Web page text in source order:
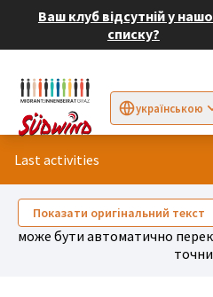
Ваш клуб відсутній у
списку?
українською
Sprache wählen
Last activities
Показати оригінальний текст
може бути автоматично